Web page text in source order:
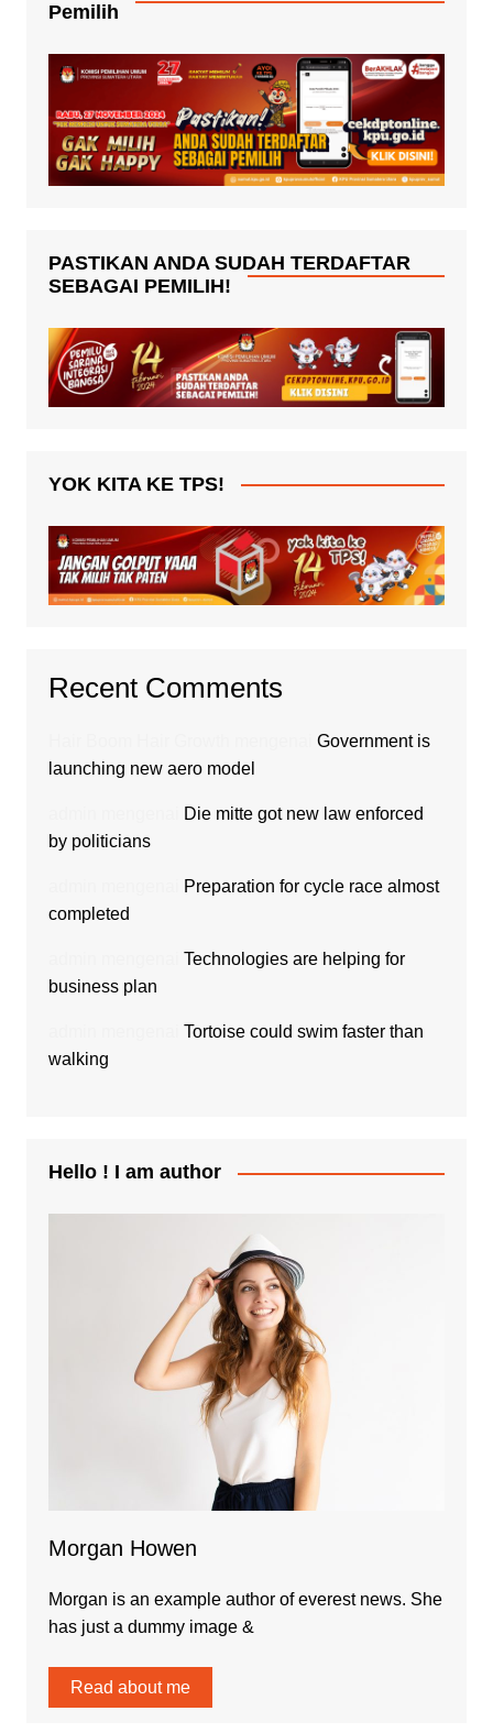
Pemilih
PASTIKAN ANDA SUDAH TERDAFTAR
SEBAGAI PEMILIH!
YOK KITA KE TPS!
Recent Comments
Government is
launching new aero model
Die mitte got new law enforced
by politicians
Preparation for cycle race almost
completed
Technologies are helping for
business plan
Tortoise could swim faster than
walking
Hello ! I am author
Morgan Howen
Morgan is an example author of everest news. She
has just a dummy image &
Read about me